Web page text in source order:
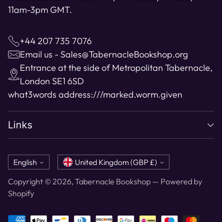
11am-3pm GMT.
+44 207 735 7076
Email us - Sales@TabernacleBookshop.org
Entrance at the side of Metropolitan Tabernacle,
London SE1 6SD
what3words address:///marked.worm.given
Links
Language
English Currency
United Kingdom (GBP £)
Copyright © 2026,Tabernacle Bookshop — Powered by
Shopify